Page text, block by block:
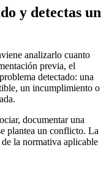
y detectas un
analizarlo cuanto
previa, el
detectado: una
un incumplimiento o
documentar una
plantea un conflicto. La
la normativa aplicable